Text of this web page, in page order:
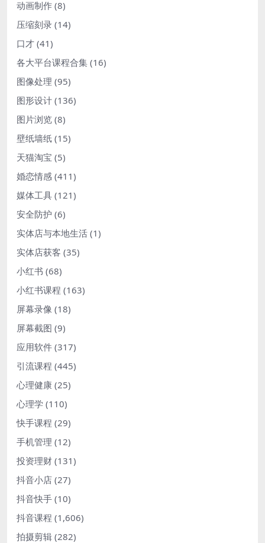
动画制作 (8)
压缩刻录 (14)
口才 (41)
各大平台课程合集 (16)
图像处理 (95)
图形设计 (136)
图片浏览 (8)
壁纸墙纸 (15)
天猫淘宝 (5)
婚恋情感 (411)
媒体工具 (121)
安全防护 (6)
实体店与本地生活 (1)
实体店获客 (35)
小红书 (68)
小红书课程 (163)
屏幕录像 (18)
屏幕截图 (9)
应用软件 (317)
引流课程 (445)
心理健康 (25)
心理学 (110)
快手课程 (29)
手机管理 (12)
投资理财 (131)
抖音小店 (27)
抖音快手 (10)
抖音课程 (1,606)
拍摄剪辑 (282)